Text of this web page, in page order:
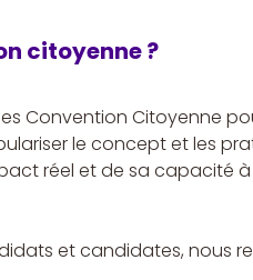
citoyenne ?
Convention Citoyenne
le concept et les
réel et de sa capacité
et candidates, nous